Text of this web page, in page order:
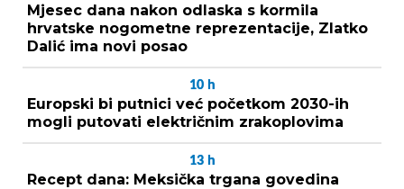
Mjesec dana nakon odlaska s kormila
hrvatske nogometne reprezentacije, Zlatko
Dalić ima novi posao
10 h
Europski bi putnici već početkom 2030-ih
mogli putovati električnim zrakoplovima
13 h
Recept dana: Meksička trgana govedina